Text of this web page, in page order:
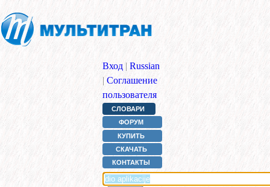
Вход | Russian
| Соглашение
пользователя
СЛОВАРИ
ФОРУМ
КУПИТЬ
СКАЧАТЬ
КОНТАКТЫ